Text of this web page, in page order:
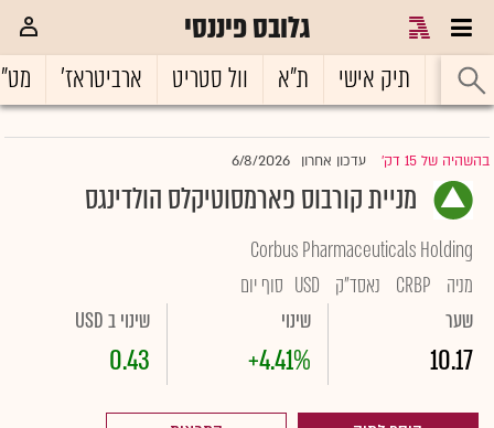
גלובס פיננסי
ראשי תיק אישי ת"א וול סטריט ארביטראז'
בהשהיה של 15 דק' |עדכון אחרון 6/8/2026
מניית קורבוס פארמסוטיקלס הולדינגס
Corbus Pharmaceuticals Holding
מניה
CRBP נאסד"ק USD סוף יום
שער
10.17
שינוי
+4.41%
שינוי ב USD
0.43